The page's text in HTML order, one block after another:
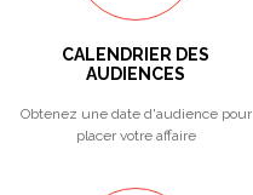
CALENDRIER DES
AUDIENCES
Obtenez une date d'audience pour
placer votre affaire